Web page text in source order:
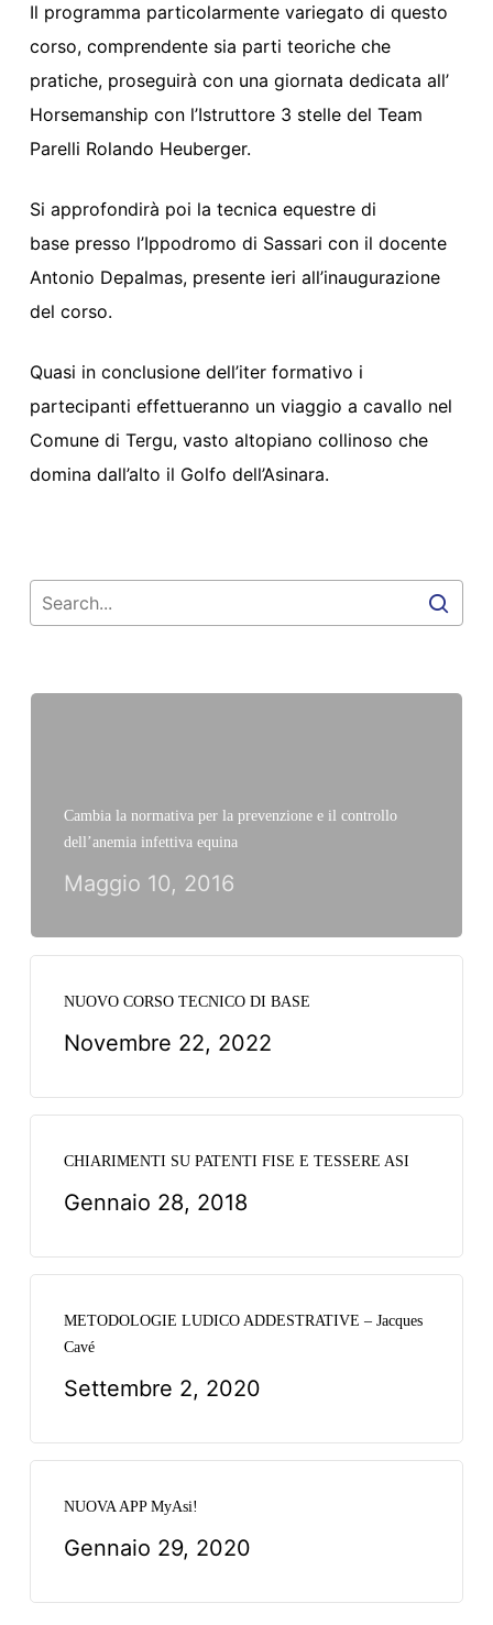
Il programma particolarmente variegato di questo
corso, comprendente sia parti teoriche che
pratiche, proseguirà con una giornata dedicata all’
Horsemanship con l’Istruttore 3 stelle del Team
Parelli Rolando Heuberger.
Si approfondirà poi la tecnica equestre di
base presso l’Ippodromo di Sassari con il docente
Antonio Depalmas, presente ieri all’inaugurazione
del corso.
Quasi in conclusione dell’iter formativo i
partecipanti effettueranno un viaggio a cavallo nel
Comune di Tergu, vasto altopiano collinoso che
domina dall’alto il Golfo dell’Asinara.
Cambia la normativa per la prevenzione e il controllo
dell’anemia infettiva equina
Maggio 10, 2016
NUOVO CORSO TECNICO DI BASE
Novembre 22, 2022
CHIARIMENTI SU PATENTI FISE E TESSERE ASI
Gennaio 28, 2018
METODOLOGIE LUDICO ADDESTRATIVE – Jacques
Cavé
Settembre 2, 2020
NUOVA APP MyAsi!
Gennaio 29, 2020